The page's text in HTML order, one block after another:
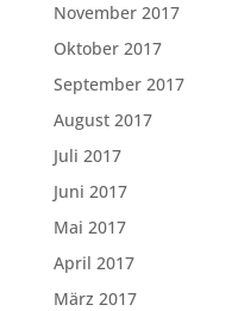
November 2017
Oktober 2017
September 2017
August 2017
Juli 2017
Juni 2017
Mai 2017
April 2017
März 2017